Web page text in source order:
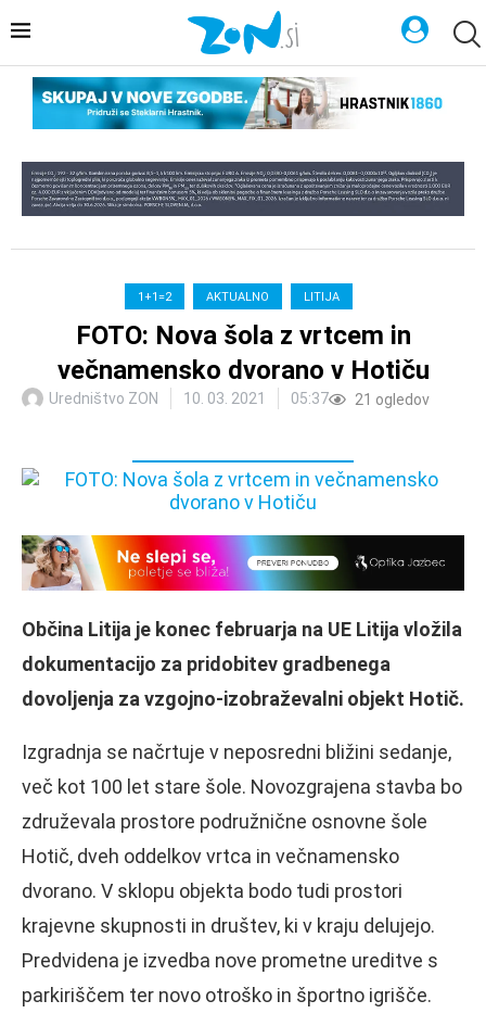
1+1=2 AKTUALNO LITIJA
FOTO: Nova šola z vrtcem in
večnamensko dvorano v Hotiču
Uredništvo ZON 10. 03. 2021 05:37 21 ogledov
Občina Litija je konec februarja na UE Litija vložila
dokumentacijo za pridobitev gradbenega
dovoljenja za vzgojno-izobraževalni objekt Hotič.
Izgradnja se načrtuje v neposredni bližini sedanje,
več kot 100 let stare šole. Novozgrajena stavba bo
združevala prostore podružnične osnovne šole
Hotič, dveh oddelkov vrtca in večnamensko
dvorano. V sklopu objekta bodo tudi prostori
krajevne skupnosti in društev, ki v kraju delujejo.
Predvidena je izvedba nove prometne ureditve s
parkiriščem ter novo otroško in športno igrišče.